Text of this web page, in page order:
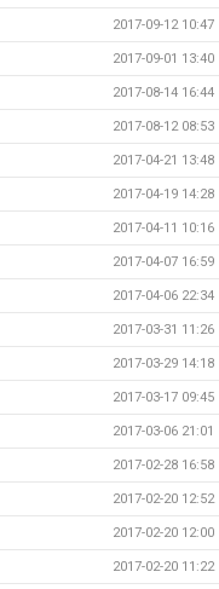
2017-09-12 10:47
2017-09-01 13:40
2017-08-14 16:44
2017-08-12 08:53
2017-04-21 13:48
2017-04-19 14:28
2017-04-11 10:16
2017-04-07 16:59
2017-04-06 22:34
2017-03-31 11:26
2017-03-29 14:18
2017-03-17 09:45
2017-03-06 21:01
2017-02-28 16:58
2017-02-20 12:52
2017-02-20 12:00
2017-02-20 11:22